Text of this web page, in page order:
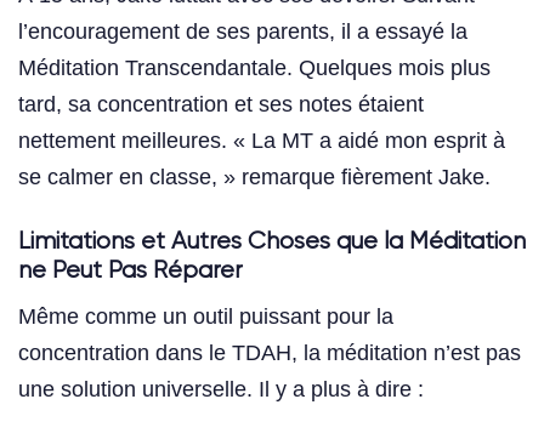
l’encouragement de ses parents, il a essayé la
Méditation Transcendantale. Quelques mois plus
tard, sa concentration et ses notes étaient
nettement meilleures. « La MT a aidé mon esprit à
se calmer en classe, » remarque fièrement Jake.
Limitations et Autres Choses que la Méditation
ne Peut Pas Réparer
Même comme un outil puissant pour la
concentration dans le TDAH, la méditation n’est pas
une solution universelle. Il y a plus à dire :